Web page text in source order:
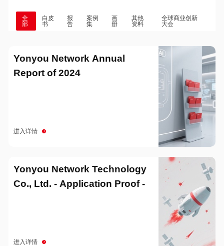
全
部
白皮
书
报
告
案例
集
画
册
其他
资料
全球商业创新
大会
Yonyou Network Annual
Report of 2024
进入详情
Yonyou Network Technology
Co., Ltd. - Application Proof -
进入详情